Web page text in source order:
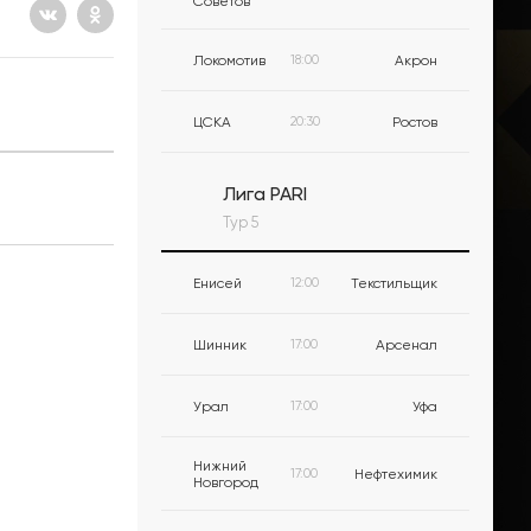
Локомотив 18:00 Акрон
ЦСКА 20:30 Ростов
Лига PARI
Тур 5
Енисей 12:00 Текстильщик
Шинник 17:00 Арсенал
Урал 17:00 Уфа
Нижний
Новгород
17:00 Нефтехимик